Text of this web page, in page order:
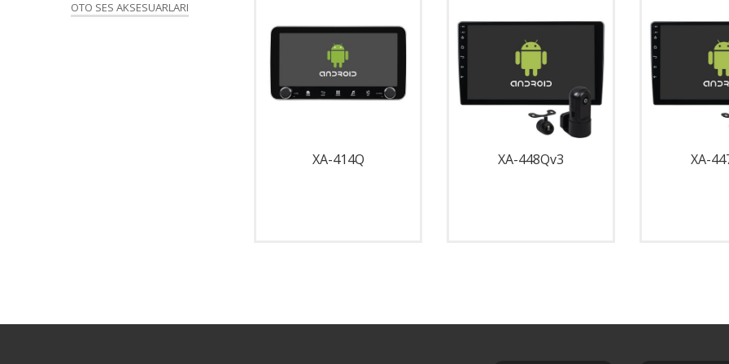
OTO SES AKSESUARLARI
XA-414Q XA-448Qv3 XA-